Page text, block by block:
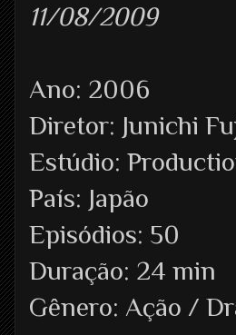
11/08/2009
Ano: 2006
Diretor: Junichi
Estúdio:
País: Japão
Episódios: 50
Duração: 24 min
Gênero: Ação /